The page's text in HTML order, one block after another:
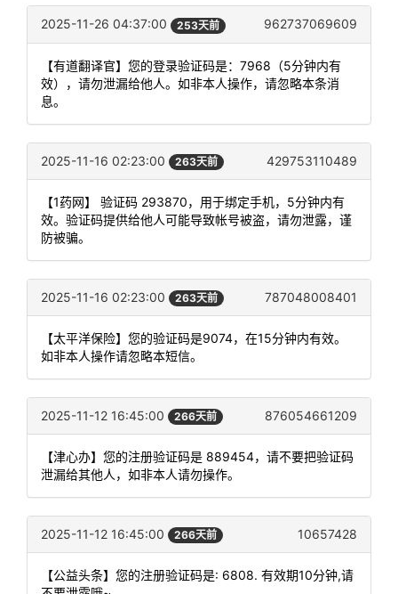
2025-11-26 04:37:00 253天前 962737069609
【有道翻译官】您的登录验证码是：7968（5分钟内有
效），请勿泄漏给他人。如非本人操作，请忽略本条消
息。
2025-11-16 02:23:00 263天前 429753110489
【1药网】 验证码 293870，用于绑定手机，5分钟内有
效。验证码提供给他人可能导致帐号被盗，请勿泄露，谨
防被骗。
2025-11-16 02:23:00 263天前 787048008401
【太平洋保险】您的验证码是9074，在15分钟内有效。
如非本人操作请忽略本短信。
2025-11-12 16:45:00 266天前 876054661209
【津心办】您的注册验证码是 889454，请不要把验证码
泄漏给其他人，如非本人请勿操作。
2025-11-12 16:45:00 266天前 10657428
【公益头条】您的注册验证码是: 6808. 有效期10分钟,请